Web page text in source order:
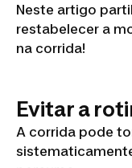
Neste artigo
restabelecer a
na corrida!
Evitar a
A corrida pode